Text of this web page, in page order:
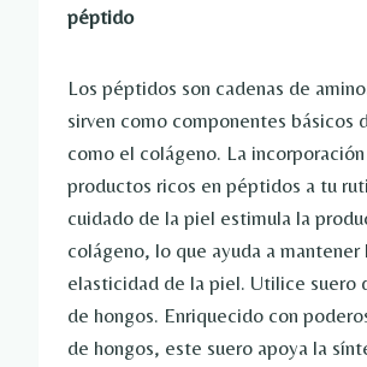
péptido
Los péptidos son cadenas de
sirven como componentes básicos
como el colágeno. La
productos ricos en péptidos a tu
cuidado de la piel estimula la
colágeno, lo que ayuda a mantener
elasticidad de la piel. Utilice suero
de hongos. Enriquecido con
de hongos, este suero apoya la